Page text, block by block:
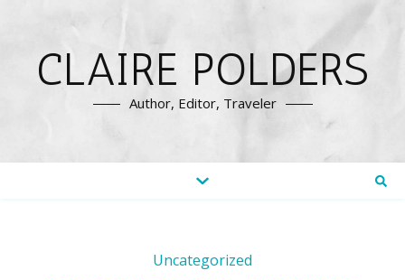
CLAIRE POLDERS
Author, Editor, Traveler
Uncategorized